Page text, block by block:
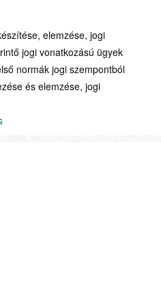
elemzése, jogi
jogi vonatkozású ügyek
normák jogi szempontból
és elemzése, jogi